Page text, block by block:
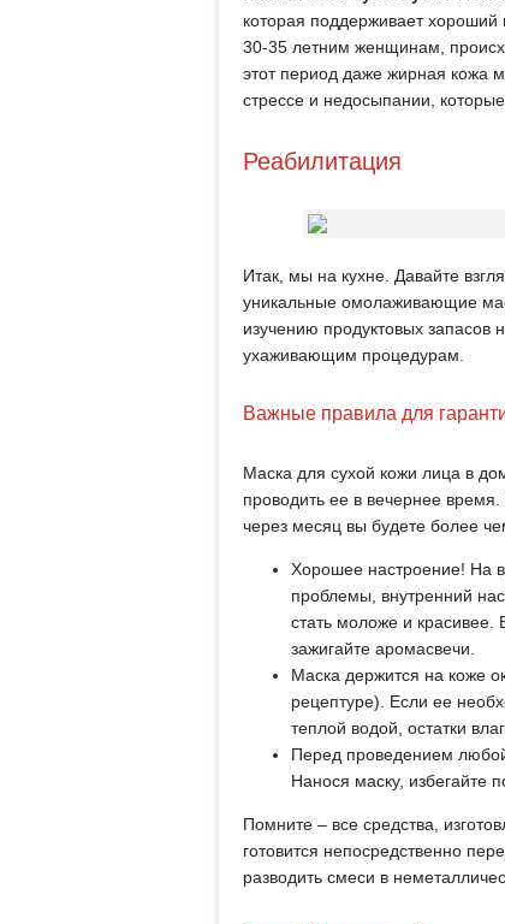
которая поддерживает хороший
30-35 летним женщинам,
этот период даже жирная кожа
стрессе и недосыпании,
Реабилитация
Итак, мы на кухне. Давайте
уникальные омолаживающие
изучению продуктовых запасов
ухаживающим процедурам.
Важные правила для
Маска для сухой кожи лица в
проводить ее в вечернее
через месяц вы будете более
Хорошее настроение! На
проблемы, внутренний
стать моложе и
зажигайте аромасвечи.
Маска держится на коже
рецептуре). Если ее
теплой водой, остатки
Перед проведением
Нанося маску, избегайте
Помните – все средства,
готовится непосредственно
разводить смеси в